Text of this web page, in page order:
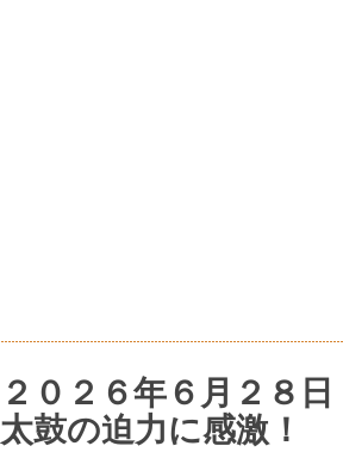
２０２６年６月２８日
太鼓の迫力に感激！